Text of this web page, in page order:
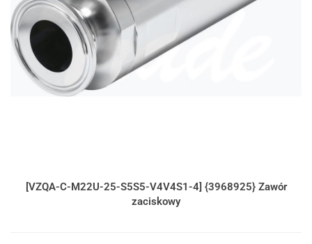
[VZQA-C-M22U-25-S5S5-V4V4S1-4] {3968925} Zawór
zaciskowy